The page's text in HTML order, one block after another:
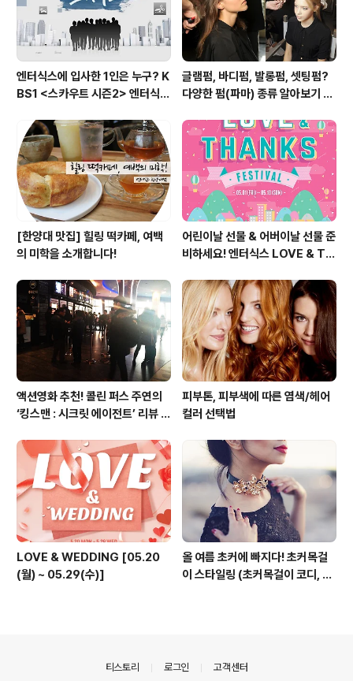
미 많은 분들이 사용중인데..
엔터식스에 입사한 1인은 누구? K
BS1 <스카우트 시즌2> 엔터식스
글램펌, 바디펌, 발롱펌, 셋팅펌?
다양한 펌(파마) 종류 알아보기 여
[한양대 맛집] 힐링 떡카페, 여백
의 미학을 소개합니다!
어린이날 선물 & 어버이날 선물 준
비하세요! 엔터식스 LOVE & TH
~ 05.10]
액션영화 추천! 콜린 퍼스 주연의
‘킹스맨 : 시크릿 에이전트’ 리뷰 &
피부톤, 피부색에 따른 염색/헤어
컬러 선택법
LOVE & WEDDING [05.20
(월) ~ 05.29(수)]
올 여름 초커에 빠지다! 초커목걸
이 스타일링 (초커목걸이 코디, 초
티스토리 로그인 고객센터